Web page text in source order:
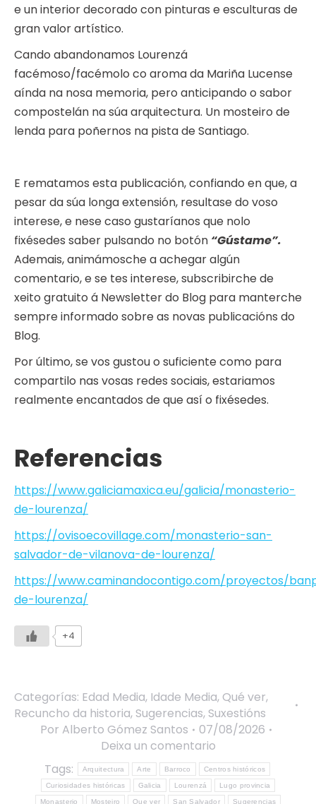
e un interior decorado con pinturas e esculturas de
gran valor artístico.
Cando abandonamos Lourenzá
facémoso/facémolo co aroma da Mariña Lucense
aínda na nosa memoria, pero anticipando o sabor
compostelán na súa arquitectura. Un mosteiro de
lenda para poñernos na pista de Santiago.
E rematamos esta publicación, confiando en que, a
pesar da súa longa extensión, resultase do voso
interese, e nese caso gustaríanos que nolo
fixésedes saber pulsando no botón “Gústame”.
Ademais, animámosche a achegar algún
comentario, e se tes interese, subscribirche de
xeito gratuito á Newsletter do Blog para manterche
sempre informado sobre as novas publicacións do
Blog.
Por último, se vos gustou o suficiente como para
compartilo nas vosas redes sociais, estariamos
realmente encantados de que así o fixésedes.
Referencias
https://www.galiciamaxica.eu/galicia/monasterio-
de-lourenza/
https://ovisoecovillage.com/monasterio-san-
salvador-de-vilanova-de-lourenza/
https://www.caminandocontigo.com/proyectos/
de-lourenza/
+4
Categorías: Edad Media, Idade Media, Qué ver,
Recuncho da historia, Sugerencias, Suxestións
Por Alberto Gómez Santos
07/08/2026
Deixa un comentario
Tags:
Arquitectura Arte Barroco Centros históricos
Curiosidades históricas Galicia Lourenzá Lugo provincia
Monasterio Mosteiro Que ver San Salvador Sugerencias